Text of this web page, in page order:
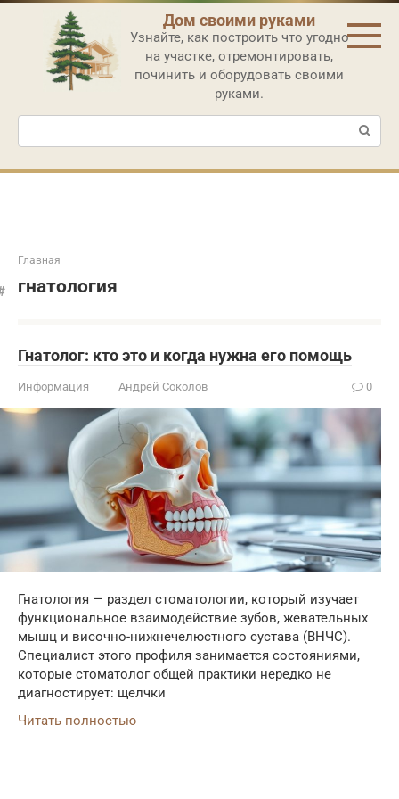
Перейти
контенту
Дом своими руками
Узнайте, как построить что угодно
на участке, отремонтировать,
починить и оборудовать своими
руками.
Поиск:
Главная
гнатология
Гнатолог: кто это и когда нужна его помощь
Информация Андрей Соколов 0
Гнатология — раздел стоматологии, который изучает
функциональное взаимодействие зубов, жевательных
мышц и височно-нижнечелюстного сустава (ВНЧС).
Специалист этого профиля занимается состояниями,
которые стоматолог общей практики нередко не
диагностирует: щелчки
Читать полностью